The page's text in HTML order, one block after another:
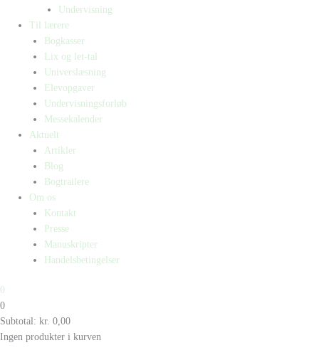
Undervisning
Til lærere
Bogkasser
Lix og let-tal
Universlæsning
Elevopgaver
Undervisningsforløb
Messekalender
Aktuelt
Artikler
Blog
Bogtrailere
Om os
Kontakt
Presse
Manuskripter
Handelsbetingelser
0
0
Subtotal: kr. 0,00
Ingen produkter i kurven